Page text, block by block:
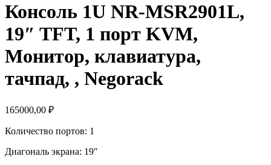
Консоль 1U NR-MSR2901L,
19″ TFT, 1 порт KVM,
Монитор, клавиатура,
тачпад, , Negorack
165000,00 ₽
Количество портов: 1
Диагональ экрана: 19″